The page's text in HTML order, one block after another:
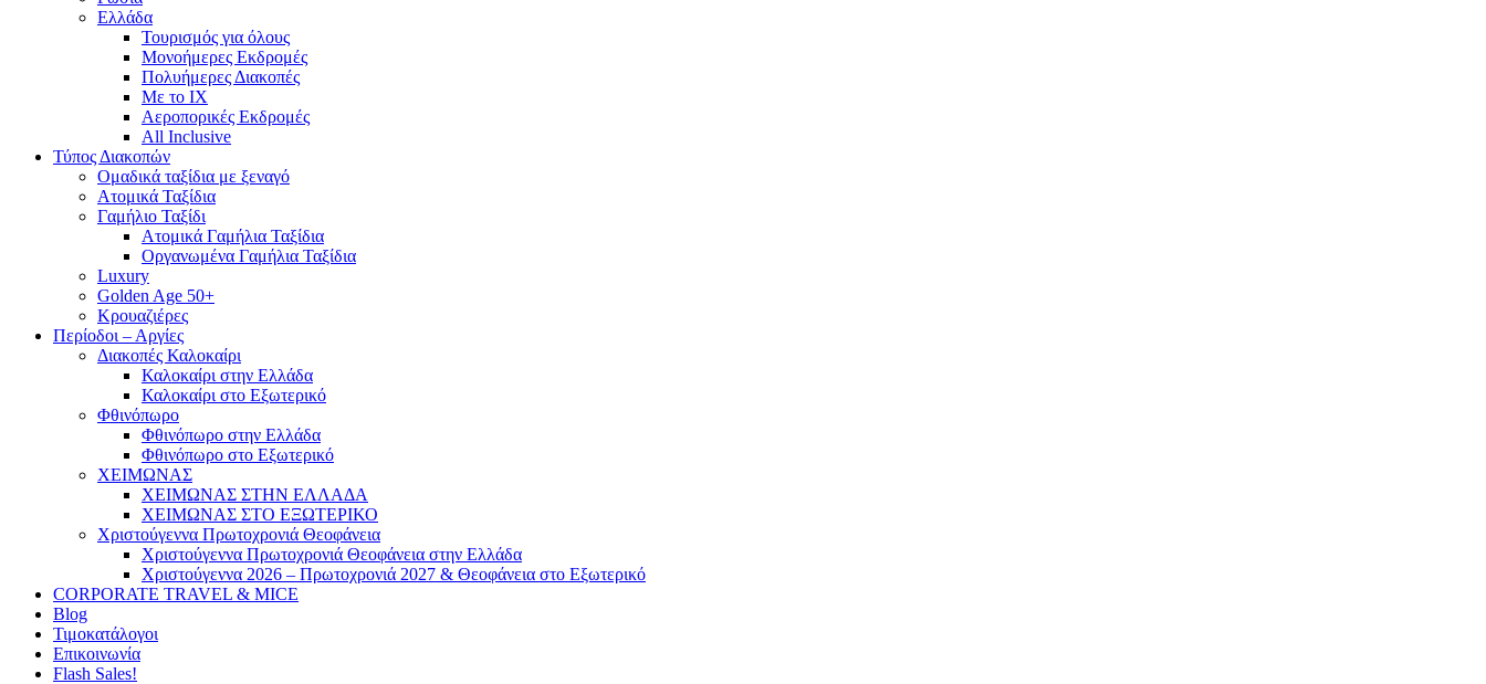
Ελλάδα
Τουρισμός για όλους
Mονοήμερες Εκδρομές
Πολυήμερες Διακοπές
Με το ΙΧ
Αεροπορικές Εκδρομές
All Inclusive
Τύπος Διακοπών
Ομαδικά ταξίδια με ξεναγό
Ατομικά Ταξίδια
Γαμήλιο Ταξίδι
Ατομικά Γαμήλια Ταξίδια
Οργανωμένα Γαμήλια Ταξίδια
Luxury
Golden Age 50+
Κρουαζιέρες
Περίοδοι – Αργίες
Διακοπές Καλοκαίρι
Καλοκαίρι στην Ελλάδα
Καλοκαίρι στο Εξωτερικό
Φθινόπωρο
Φθινόπωρο στην Ελλάδα
Φθινόπωρο στο Εξωτερικό
ΧΕΙΜΩΝΑΣ
ΧΕΙΜΩΝΑΣ ΣΤΗΝ ΕΛΛΑΔΑ
ΧΕΙΜΩΝΑΣ ΣΤΟ ΕΞΩΤΕΡΙΚΟ
Χριστούγεννα Πρωτοχρονιά Θεοφάνεια
Χριστούγεννα Πρωτοχρονιά Θεοφάνεια στην Ελλάδα
Χριστούγεννα 2026 – Πρωτοχρονιά 2027 & Θεοφάνεια στο Εξωτερικό
CORPORATE TRAVEL & MICE
Blog
Τιμοκατάλογοι
Επικοινωνία
Flash Sales!